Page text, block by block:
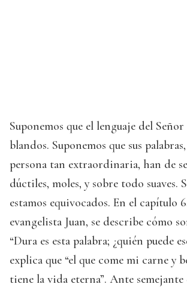
Suponemos que el lenguaje del Señor
blandos. Suponemos que sus
persona tan extraordinaria, han de
dúctiles, moles, y sobre todo suaves.
estamos equivocados. En el capítulo
evangelista Juan, se describe cómo
“Dura es esta palabra; ¿quién puede
explica que “el que come mi carne y
tiene la vida eterna”. Ante